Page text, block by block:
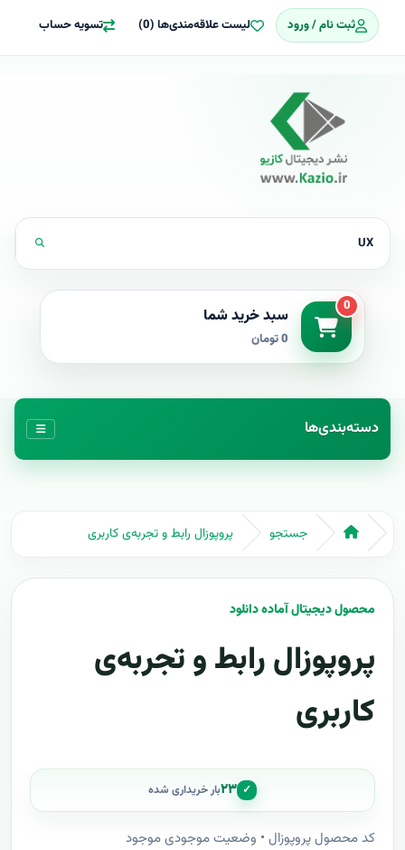
ثبت نام / ورود لیست علاقه‌مندی‌ها (0) تسویه حساب
0 سبد خرید شما
0 تومان
دسته‌بندی‌ها
جستجو پروپوزال رابط و تجربه‌ی کاربری
محصول دیجیتال آماده دانلود
پروپوزال رابط و تجربه‌ی
کاربری
✓ ۲۳بار خریداری شده
کد محصول پروپوزال • وضعیت موجودی موجود